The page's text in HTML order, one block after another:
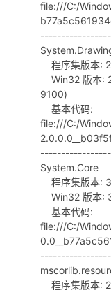
file:///C:/
程序集版本:
Win32 版本:
9100)
基本代码:
file:///C:/
System.Core
程序集版本:
Win32 版本:
基本代码:
file:///C:/
程序集版本: